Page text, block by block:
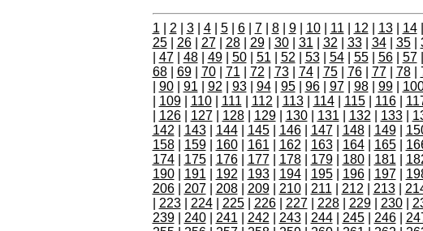
1 2 3| 4| 5| 6| 7| 8| 9| 10| 11 12 13| 14|
25| 26| 27| 28| 29| 30| 31 32 33| 34| 35|
47| 48| 49| 50| 51 52 53| 54| 55| 56| 57|
68| 69| 70| 71 72 73| 74| 75| 76| 77| 78|
90| 91 92 93| 94| 95| 96| 97| 98| 99|
109| 110| 111 112 113| 114| 115| 116|
126| 127| 128| 129| 130| 131 132 133|
142
143| 144| 145| 146| 147| 148| 149|
158| 159| 160| 161 162 163| 164| 165|
174| 175| 176| 177| 178| 179| 180| 181
190| 191 192 193| 194| 195| 196| 197|
206| 207| 208| 209| 210| 211 212 213|
223| 224| 225| 226| 227| 228| 229| 230|
239| 240| 241 242 243| 244| 245| 246|